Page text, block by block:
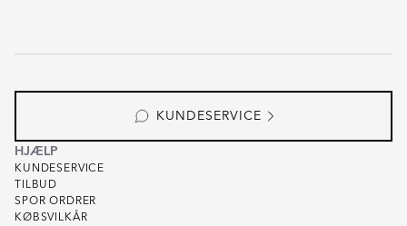
KUNDESERVICE
HJÆLP
KUNDESERVICE
TILBUD
SPOR ORDRER
KØBSVILKÅR